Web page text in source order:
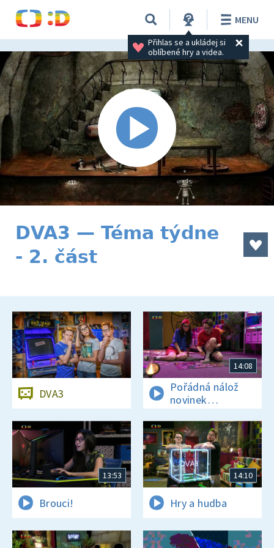
Přihlas se a ukládej si
oblíbené hry a videa.
MENU
DVA3 — Téma týdne
- 2. část
DVA3
14:08
Pořádná nálož
novinek
a zajímavostí
13:53
Brouci!
14:10
Hry a hudba